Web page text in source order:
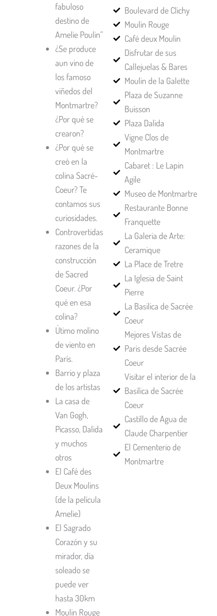
fabuloso
destino de
Amelie Poulin”
¿Se produce
aun vino de
los famoso
viñedos del
Montmartre?
¿Por qué se
crearon?
¿Por qué se
creó en la
colina Sacré-
Coeur? Te
contamos sus
curiosidades.
Controvertidas
razones de la
construcción
de Sacred
Coeur. ¿Por
qué en esa
colina?
Útimo molino
de viento en
París.
Barrio y plaza
de los artistas
La casa de
Van Gogh,
Picasso, Dalida
y muchos
otros
El Café des
Deux Moulins
(de la película
Amelie)
El Sagrado
Corazón y su
mirador, día
soleado se
puede ver
hasta 30km
Moulin Rouge
Boulevard de Clichy
Moulin Rouge
Café deux Moulin
Disfrutar de sus
Callejuelas & Bares
Moulin de la Galette
Plaza de Suzanne
Buisson
Plaza Dalida
Vigne Clos de
Montmartre
Cabaret : Le Lapin
Agile
Museo de Montmartre
Restaurante Bonne
Franquette
La Galeria de Arte:
Ceramique
La Place de Tretre
La Iglesia de Saint
Pierre
La Basilica de Sacrée
Coeur
Mejores Vistas de
Paris desde Sacrée
Coeur
Visitar el interior de la
Basilica de Sacrée
Coeur
Castillo de Agua de
Claude Charpentier
El Cementerio de
Montmartre